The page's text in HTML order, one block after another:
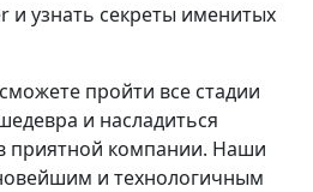
и узнать секреты именитых
пройти все стадии
и насладиться
приятной компании. Наши
и технологичным